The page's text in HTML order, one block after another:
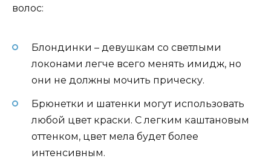
волос:
Блондинки – девушкам со светлыми
локонами легче всего менять имидж, но
они не должны мочить прическу.
Брюнетки и шатенки могут использовать
любой цвет краски. С легким каштановым
оттенком, цвет мела будет более
интенсивным.